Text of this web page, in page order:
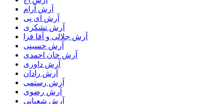
آرش آرام
آرش ای پی
آرش تشکری
آرش جلالی و آقا فرا
آرش حسینی
آرش خان احمدی
آرش داوری
آرش رادان
آرش رستمى
آرش رضوی
آرش شعبانی